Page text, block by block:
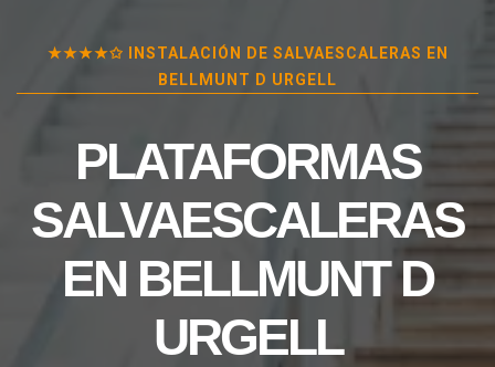
★★★★✩ INSTALACIÓN DE SALVAESCALERAS EN
BELLMUNT D URGELL
PLATAFORMAS
SALVAESCALERAS
EN BELLMUNT D
URGELL